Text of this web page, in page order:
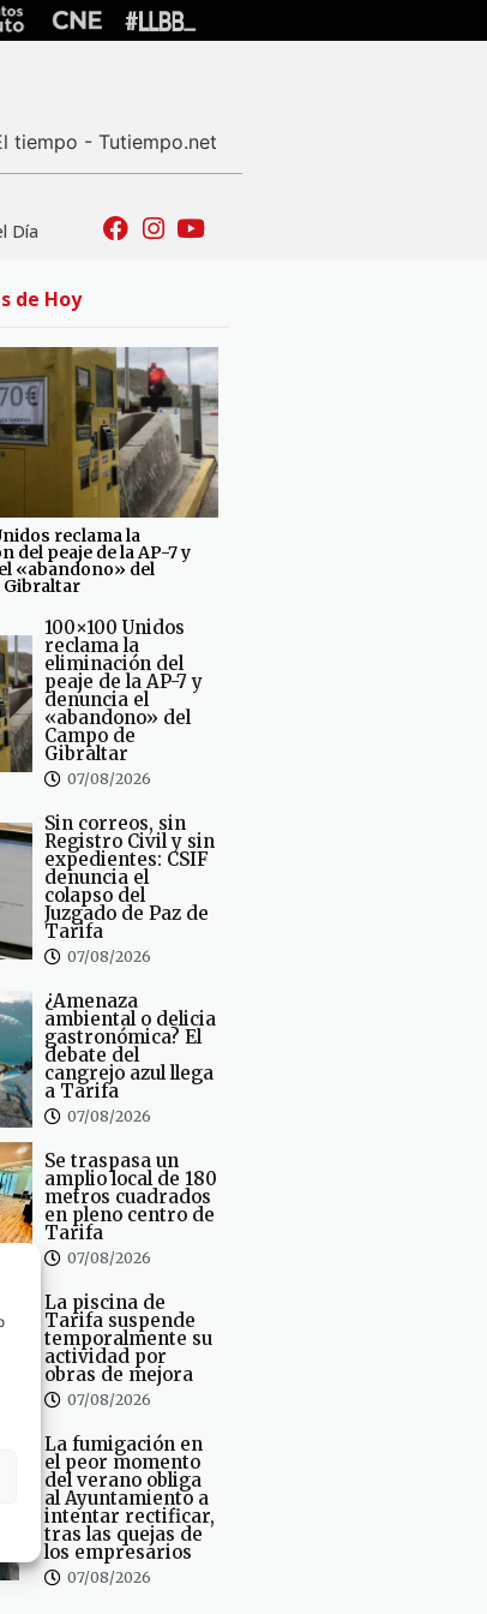
tiempo - Tutiempo.net
Día
de Hoy
reclama la
del peaje de la AP-7 y
«abandono» del
Gibraltar
100×100 Unidos
reclama la
eliminación del
peaje de la AP-7 y
denuncia el
«abandono» del
Campo de
Gibraltar
07/08/2026
Sin correos, sin
Registro Civil y sin
expedientes: CSIF
denuncia el
colapso del
Juzgado de Paz de
Tarifa
07/08/2026
¿Amenaza
ambiental o delicia
gastronómica? El
debate del
cangrejo azul llega
a Tarifa
07/08/2026
Se traspasa un
amplio local de 180
metros cuadrados
en pleno centro de
Tarifa
07/08/2026
La piscina de
Tarifa suspende
temporalmente su
actividad por
obras de mejora
07/08/2026
La fumigación en
el peor momento
del verano obliga
al Ayuntamiento a
intentar rectificar,
tras las quejas de
los empresarios
07/08/2026